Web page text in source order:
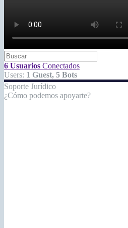
6 Usuarios Conectados
Users: 1 Guest, 5 Bots
Soporte Jurídico
¿Cómo podemos apoyarte?